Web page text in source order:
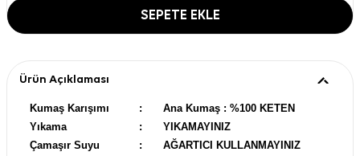
SEPETE EKLE
Ürün Açıklaması
Kumaş Karışımı :
Ana Kumaş : %100 KETEN
Yıkama
:
YIKAMAYINIZ
Çamaşır Suyu
: AĞARTICI KULLANMAYINIZ